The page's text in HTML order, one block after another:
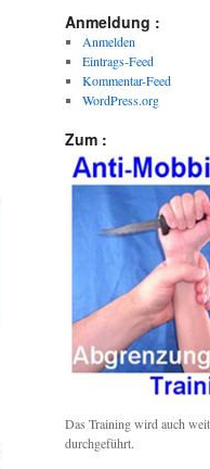
Anmeldung :
Anmelden
Eintrags-Feed
Kommentar-Feed
WordPress.org
Zum :
Das Training wird auch
durchgeführt.